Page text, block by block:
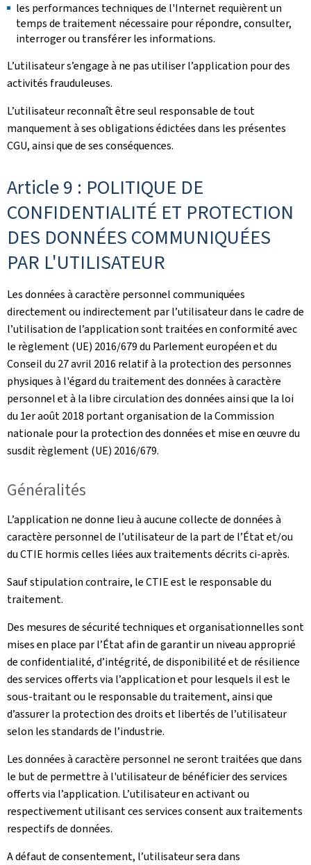
les performances techniques de l'Internet requièrent un
temps de traitement nécessaire pour répondre, consulter,
interroger ou transférer les informations.
L’utilisateur s’engage à ne pas utiliser l’application pour des
activités frauduleuses.
L’utilisateur reconnaît être seul responsable de tout
manquement à ses obligations édictées dans les présentes
CGU, ainsi que de ses conséquences.
Article 9 : POLITIQUE DE
CONFIDENTIALITÉ ET PROTECTION
DES DONNÉES COMMUNIQUÉES
PAR L'UTILISATEUR
Les données à caractère personnel communiquées
directement ou indirectement par l’utilisateur dans le cadre de
l’utilisation de l’application sont traitées en conformité avec
le règlement (UE) 2016/679 du Parlement européen et du
Conseil du 27 avril 2016 relatif à la protection des personnes
physiques à l'égard du traitement des données à caractère
personnel et à la libre circulation des données ainsi que la loi
du 1er août 2018 portant organisation de la Commission
nationale pour la protection des données et mise en œuvre du
susdit règlement (UE) 2016/679.
Généralités
L’application ne donne lieu à aucune collecte de données à
caractère personnel de l’utilisateur de la part de l’État et/ou
du CTIE hormis celles liées aux traitements décrits ci-après.
Sauf stipulation contraire, le CTIE est le responsable du
traitement.
Des mesures de sécurité techniques et organisationnelles sont
mises en place par l’État afin de garantir un niveau approprié
de confidentialité, d’intégrité, de disponibilité et de résilience
des services offerts via l’application et pour lesquels il est le
sous-traitant ou le responsable du traitement, ainsi que
d’assurer la protection des droits et libertés de l’utilisateur
selon les standards de l’industrie.
Les données à caractère personnel ne seront traitées que dans
le but de permettre à l'utilisateur de bénéficier des services
offerts via l’application. L’utilisateur en activant ou
respectivement utilisant ces services consent aux traitements
respectifs de données.
A défaut de consentement, l’utilisateur sera dans